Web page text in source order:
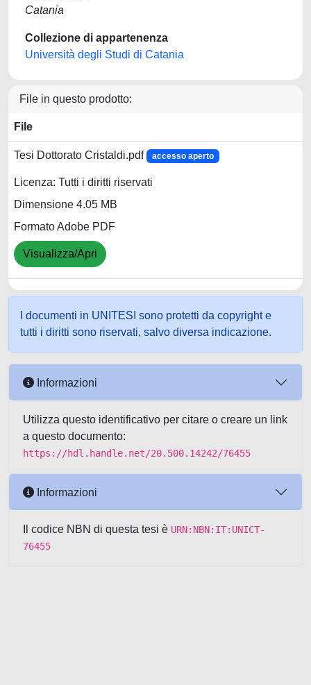
Catania
Collezione di appartenenza
Università degli Studi di Catania
File in questo prodotto:
File
Tesi Dottorato Cristaldi.pdf accesso aperto
Licenza: Tutti i diritti riservati
Dimensione 4.05 MB
Formato Adobe PDF
Visualizza/Apri
I documenti in UNITESI sono protetti da copyright e
tutti i diritti sono riservati, salvo diversa indicazione.
Informazioni
Utilizza questo identificativo per citare o creare un link
a questo documento:
https://hdl.handle.net/20.500.14242/76455
Informazioni
Il codice NBN di questa tesi è URN:NBN:IT:UNICT-
76455